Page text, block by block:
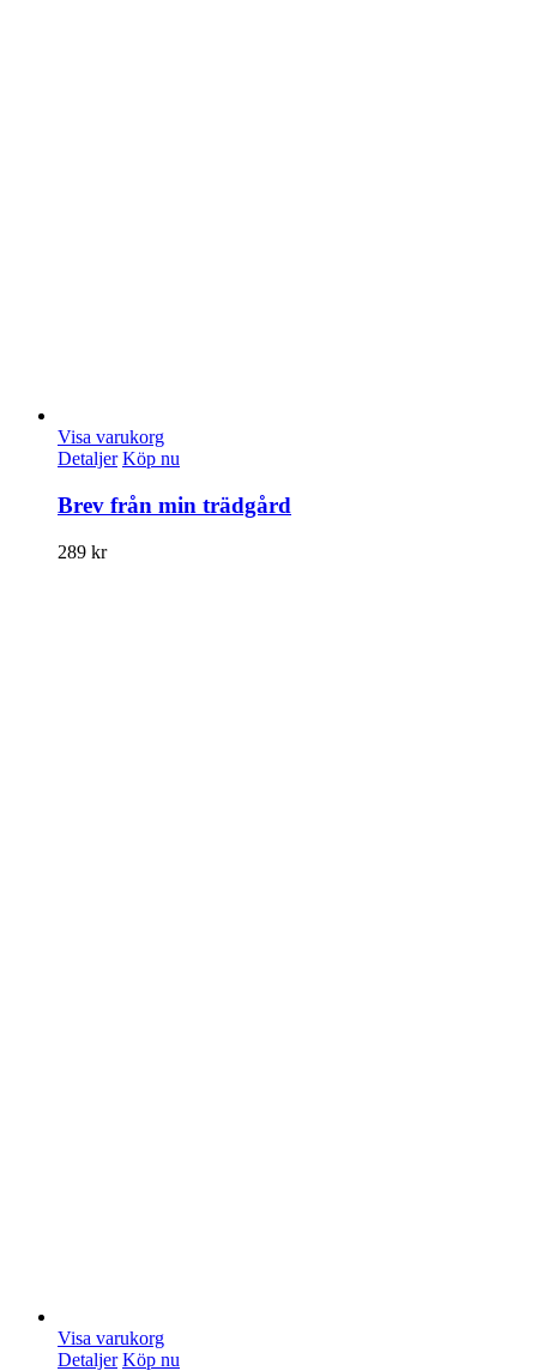
Visa varukorg
Detaljer Köp nu
Brev från min trädgård
289 kr
Visa varukorg
Detaljer Köp nu